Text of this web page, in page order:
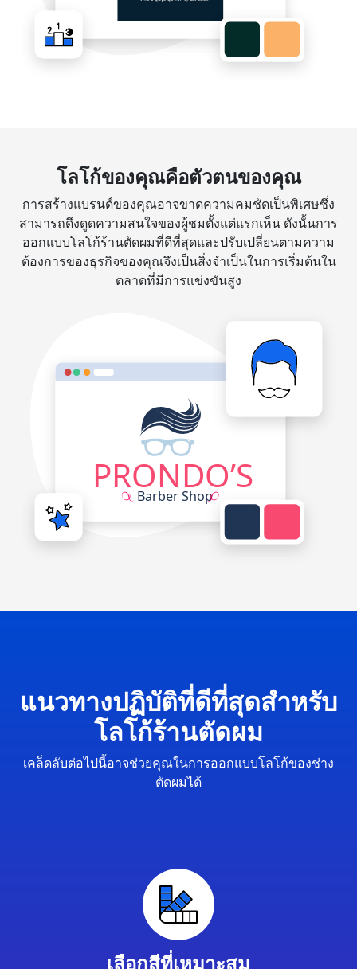
โลโก้ของคุณคือตัวตนของคุณ
การสร้างแบรนด์ของคุณอาจขาดความคมชัดเป็นพิเศษซึ่ง
สามารถดึงดูดความสนใจของผู้ชมตั้งแต่แรกเห็น ดังนั้นการ
ออกแบบโลโก้ร้านตัดผมที่ดีที่สุดและปรับเปลี่ยนตามความ
ต้องการของธุรกิจของคุณจึงเป็นสิ่งจำเป็นในการเริ่มต้นใน
ตลาดที่มีการแข่งขันสูง
แนวทางปฏิบัติที่ดีที่สุดสำหรับ
โลโก้ร้านตัดผม
เคล็ดลับต่อไปนี้อาจช่วยคุณในการออกแบบโลโก้ของช่าง
ตัดผมได้
เลือกสีที่เหมาะสม